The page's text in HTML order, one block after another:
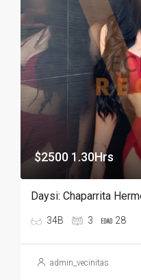
$2500 1.30Hrs
34B 3 28
admin_vecinitas